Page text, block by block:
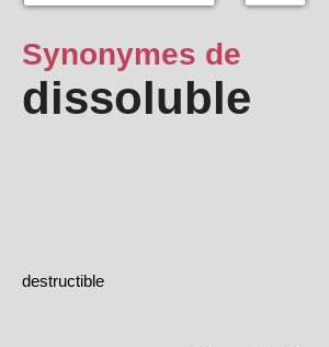
Synonymes de
dissoluble
destructible